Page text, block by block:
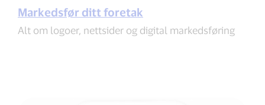
Markedsfør ditt foretak
Alt om logoer, nettsider og digital markedsføring